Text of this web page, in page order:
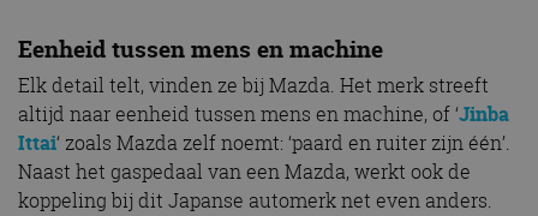
Eenheid tussen mens en machine
Elk detail telt, vinden ze bij Mazda. Het merk streeft
altijd naar eenheid tussen mens en machine, of ‘Jinba
Ittai‘ zoals Mazda zelf noemt: ‘paard en ruiter zijn één’.
Naast het gaspedaal van een Mazda, werkt ook de
koppeling bij dit Japanse automerk net even anders.